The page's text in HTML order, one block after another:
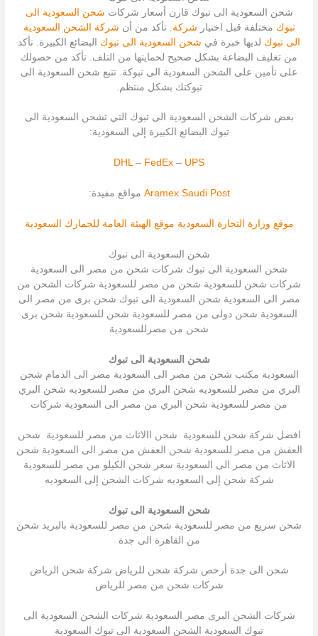
شحن السعودية الى تبوك قارن أسعار شركات شحن السعودية الى
تبوك مختلفة قبل اختيار شركة . تأكد من أن شركة الشحن السعودية
الى تبوك لديها خبرة في شحن السعودية الى تبوك البضائع الكبيرة. تأكد
من تغليف البضاعة بشكل صحيح لحمايتها من التلف. تأكد من حصولك
على تأمين على الشحن السعودية الى تبوكة. تتبع شحن السعودية الى
تبوكتك بشكل منتظم.
بعض شركات الشحن السعودية الى تبوك التي تشحن السعودية الى
تبوك البضائع الكبيرة إلى السعودية:
DHL – FedEx – UPS
Aramex Saudi Post مواقع مفيدة:
موقع وزارة التجارة السعودية موقع الهيئة العامة للجمارك السعودية
شحن السعودية الى تبوك
شحن السعودية الى تبوك شركات شحن من مصر الى السعودية
شركات شحن للسعودية شحن من مصر للسعودية شركات الشحن من
مصر الى السعودية شحن السعودية الى تبوك شحن برى من مصر الى
السعودية شحن دولى من مصر للسعودية شحن للسعودية شحن برى
شحن من مصرللسعودية
شحن السعودية الى تبوك
السعودية مكتب شحن من مصر الى السعودية مصر الى الدمام شحن
البري من مصر للسعوديه شحن البري من مصر للسعوديه شحن البري
من مصر للسعودية شحن البري من مصر الى السعودية شركات
افضل شركة شحن للسعودية شحن االاثاث من مصر للسعودية شحن
العفش من مصر للسعودية شحن العفش من مصر الى السعودية شحن
الاثاث من مصر الى السعودية سعر شحن الكيلو من مصر للسعودية
شركة شحن إلى السعوديه شركات الشحن إلى السعوديه
شحن السعودية الى تبوك
شحن سريع من مصر للسعودية شحن من مصر للسعودية بالبريد شحن
من القاهرة الى جدة
شحن الى جدة أرخص شركة شحن للرياض شركة شحن الرياض
شركات شحن من مصر للرياض
شركات الشحن البرى مصر السعودية شركات الشحن السعودية الى
تبوك السعودية الشحن السعودية الى تبوك السعودية